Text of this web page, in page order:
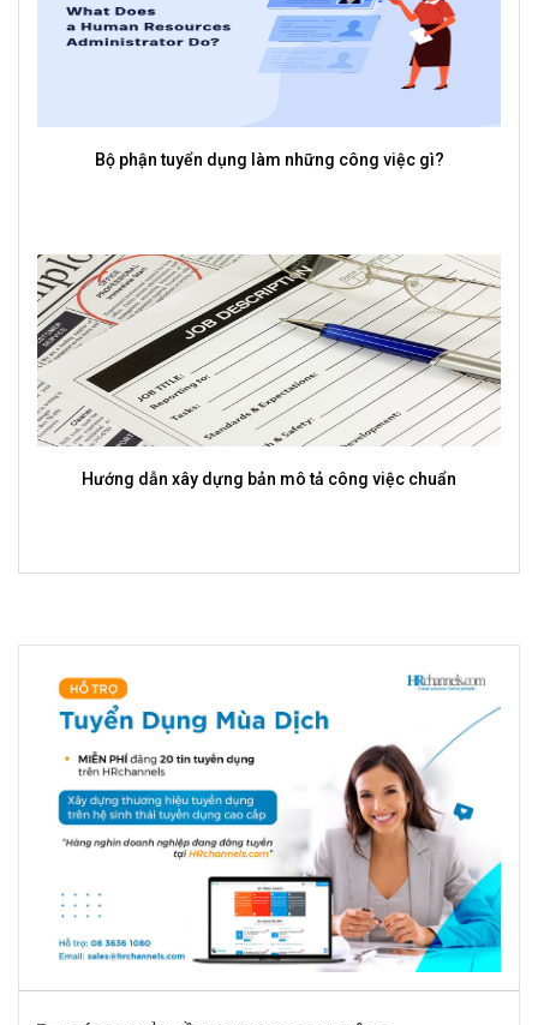
Bộ phận tuyển dụng làm những công việc gì?
Hướng dẫn xây dựng bản mô tả công việc chuẩn